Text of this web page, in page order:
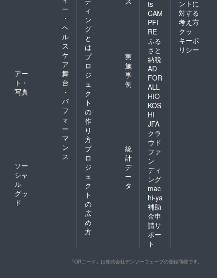
ー
・
ヘ
ル
ス
ケ
ア
アー
ト・
写真
舞
台
・
パ
フ
ォ
ー
マ
ン
ス
ソー
シャ
ル
グッ
ド
ィ
ン
グ
と
は
プ
ロ
ジ
ェ
ク
ト
の
作
り
方
実
施
事
例
プ
ロ
ジ
ェ
ク
ト
の
広
め
方
統
計
デ
ー
タ
ts
CAM
PFI
RE
ふる
さと
納税
AD
FOR
ALL
HIO
KOS
HI
JFA
クラ
ウド
ファ
ン
ディ
ング
mac
hi-ya
補助
金申
請サ
ポー
ト
ントに
対する
考え方
クッ
キーポ
リシー
「QRコード」は株式会社デンソーウェーブの登録商標です。